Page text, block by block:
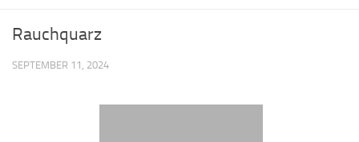
Rauchquarz
SEPTEMBER 11, 2024